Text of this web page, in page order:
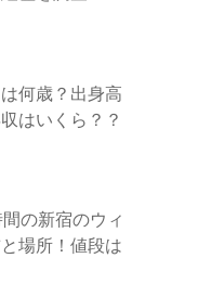
何歳？出身高
はいくら？？
の新宿のウィ
場所！値段は